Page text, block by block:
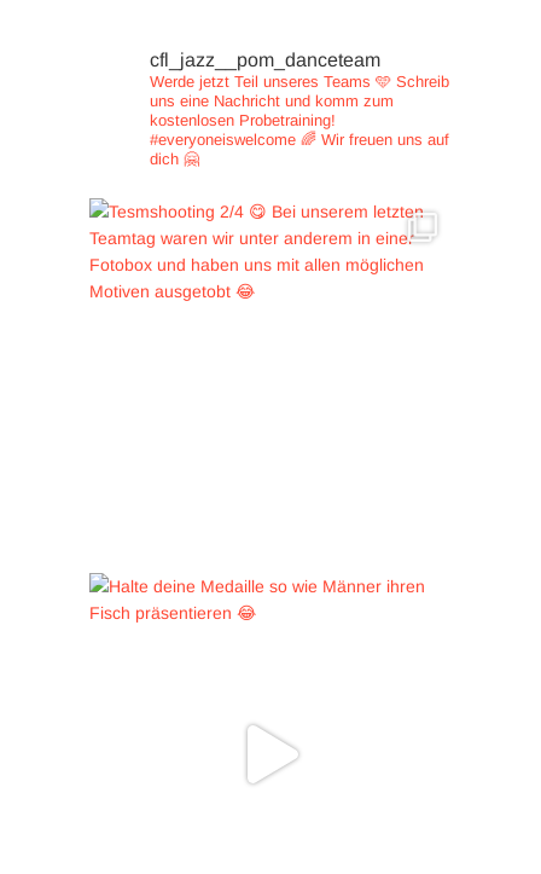
cfl_jazz__pom_danceteam
Werde jetzt Teil unseres Teams 🩵 Schreib
uns eine Nachricht und komm zum
kostenlosen Probetraining!
#everyoneiswelcome 🌈 Wir freuen uns auf
dich 🤗